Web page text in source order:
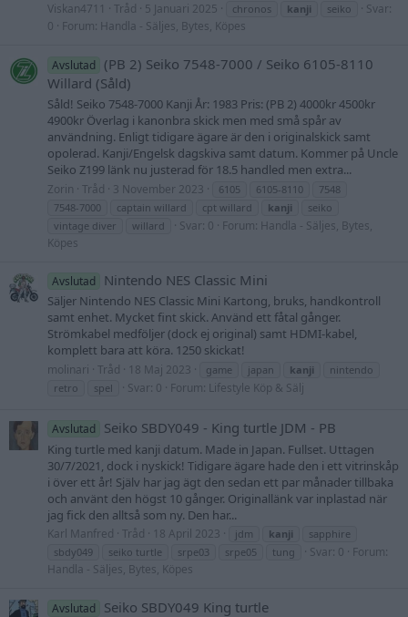
Viskan4711 Tråd 5 Januari 2025 chronos kanji seiko
Svar:
0
Forum: Handla - Säljes, Bytes, Köpes
Avslutad
(PB 2) Seiko 7548-7000 / Seiko 6105-8110
Willard (Såld)
Såld! Seiko 7548-7000 Kanji År: 1983 Pris: (PB 2) 4000kr 4500kr
4900kr Överlag i kanonbra skick men med små spår av
användning. Enligt tidigare ägare är den i originalskick samt
opolerad. Kanji/Engelsk dagskiva samt datum. Kommer på Uncle
Seiko Z199 länk nu justerad för 18.5 handled men extra...
Zorin Tråd 3 November 2023 6105 6105-8110
7548
7548-7000
captain willard cpt willard kanji
seiko
vintage diver
willard Svar: 0 Forum: Handla - Säljes, Bytes,
Köpes
Avslutad Nintendo NES Classic Mini
Säljer Nintendo NES Classic Mini Kartong, bruks, handkontroll
samt enhet. Mycket fint skick. Använd ett fåtal gånger.
Strömkabel medföljer (dock ej original) samt HDMI-kabel,
komplett bara att köra. 1250 skickat!
molinari Tråd 18 Maj 2023 game japan kanji
nintendo
retro
spel Svar: 0 Forum: Lifestyle Köp & Sälj
Avslutad Seiko SBDY049 - King turtle JDM - PB
King turtle med kanji datum. Made in Japan. Fullset. Uttagen
30/7/2021, dock i nyskick! Tidigare ägare hade den i ett vitrinskåp
i över ett år! Själv har jag ägt den sedan ett par månader tillbaka
och använt den högst 10 gånger. Originallänk var inplastad när
jag fick den alltså som ny. Den har...
Karl Manfred Tråd 18 April 2023 jdm kanji
sapphire
sbdy049
seiko turtle srpe03 srpe05 tung Svar: 0
Forum:
Handla - Säljes, Bytes, Köpes
Avslutad Seiko SBDY049 King turtle